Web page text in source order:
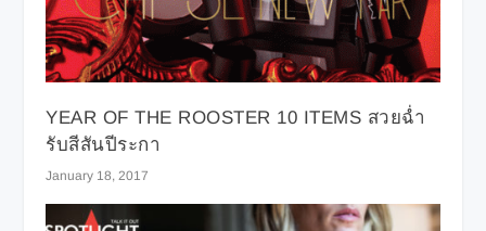
YEAR OF THE ROOSTER 10 ITEMS สวยฉ่ำ
รับสีสันปีระกา
January 18, 2017